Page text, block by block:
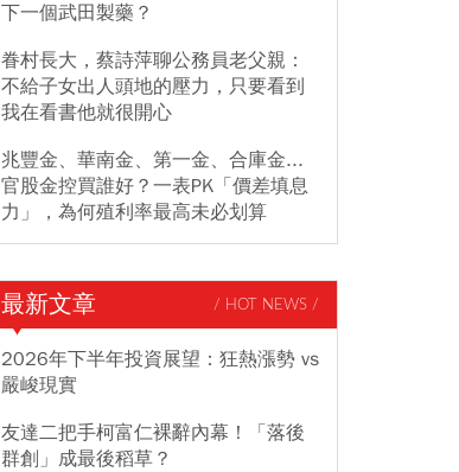
下一個武田製藥？
眷村長大，蔡詩萍聊公務員老父親：
不給子女出人頭地的壓力，只要看到
我在看書他就很開心
兆豐金、華南金、第一金、合庫金...
官股金控買誰好？一表PK「價差填息
力」，為何殖利率最高未必划算
最新文章 / HOT NEWS /
2026年下半年投資展望：狂熱漲勢 vs
嚴峻現實
友達二把手柯富仁裸辭內幕！「落後
群創」成最後稻草？